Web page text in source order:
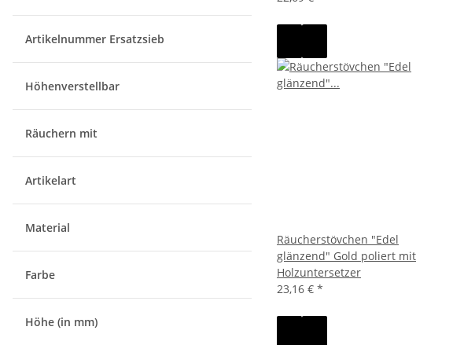
Räucherstövchen "Edel
glänzend" Gold poliert mit
Holzuntersetzer
23,16 € *
Artikelnummer Ersatzsieb
Höhenverstellbar
Räuchern mit
Artikelart
Material
Farbe
Höhe (in mm)